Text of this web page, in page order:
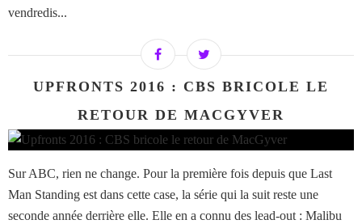
vendredis...
UPFRONTS 2016 : CBS BRICOLE LE
RETOUR DE MACGYVER
Sur ABC, rien ne change. Pour la première fois depuis que Last
Man Standing est dans cette case, la série qui la suit reste une
seconde année derrière elle. Elle en a connu des lead-out : Malibu